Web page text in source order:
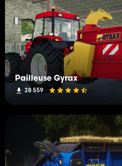
Pailleuse Gyrax
28 559